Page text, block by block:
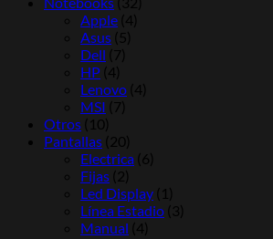
Apple (4)
Asus (5)
Dell (7)
HP (4)
Lenovo (4)
MSI (7)
Otros (10)
Pantallas (20)
Electrica (6)
Fijas (2)
Led Display (1)
Línea Estadio (3)
Manual (4)